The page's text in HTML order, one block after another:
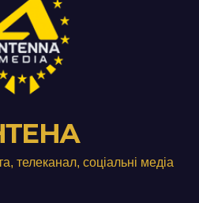
телеканал, соціальні медіа